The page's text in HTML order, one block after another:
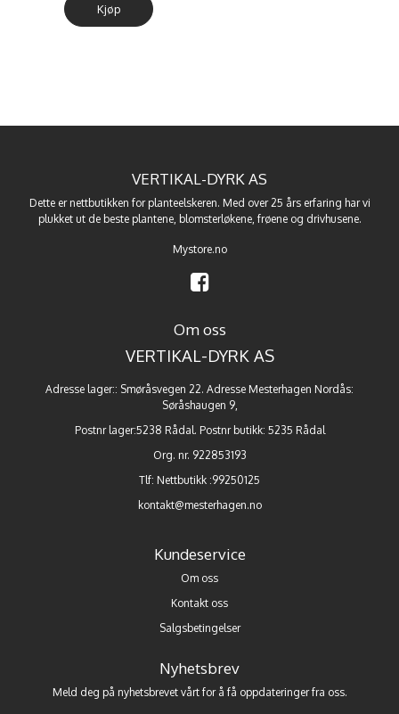
Kjøp
VERTIKAL-DYRK AS
Dette er nettbutikken for planteelskeren. Med over 25 års erfaring har vi
plukket ut de beste plantene, blomsterløkene, frøeneog drivhusene.
Mystore.no
Om oss
VERTIKAL-DYRK AS
Adresse lager:: Smøråsvegen 22. Adresse Mesterhagen Nordås:
Søråshaugen 9,
Postnr lager:5238 Rådal. Postnr butikk: 5235 Rådal
Org. nr. 922853193
Tlf: Nettbutikk :99250125
kontakt@mesterhagen.no
Kundeservice
Om oss
Kontakt oss
Salgsbetingelser
Nyhetsbrev
Meld deg på nyhetsbrevet vårt for å få oppdateringer fra oss.